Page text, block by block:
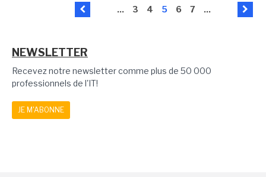
... 3 4 5 6 7 ...
NEWSLETTER
Recevez notre newsletter comme plus de 50 000
professionnels de l'IT!
JE M'ABONNE